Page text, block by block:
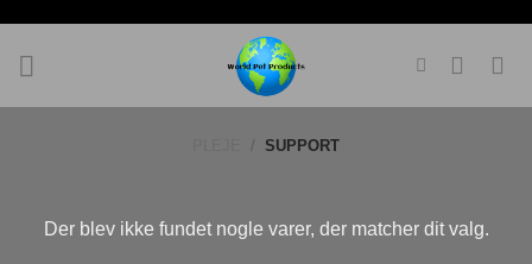
indhold
/ SUPPORT
Der blev ikke fundet nogle varer, der matcher dit valg.